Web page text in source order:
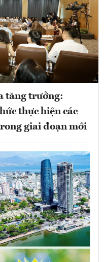
tăng trưởng:
thực hiện các
giai đoạn mới